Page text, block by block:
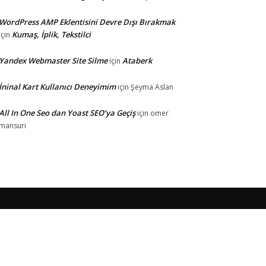
AMP Eklentisini Devre Dışı Bırakmak
Kumaş, İplik, Tekstilci
Webmaster Site Silmeiçin Ataberk
Kart Kullanıcı Deneyimimiçin Şeyma Aslan
In One Seo dan Yoast SEO’ya Geçişiçin omer